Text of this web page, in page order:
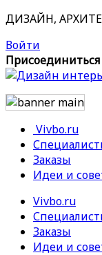
ДИЗАЙН,
Войти
Присоединиться
Vivbo.ru
Заказы
Идеи и
Vivbo.ru
Заказы
Идеи и